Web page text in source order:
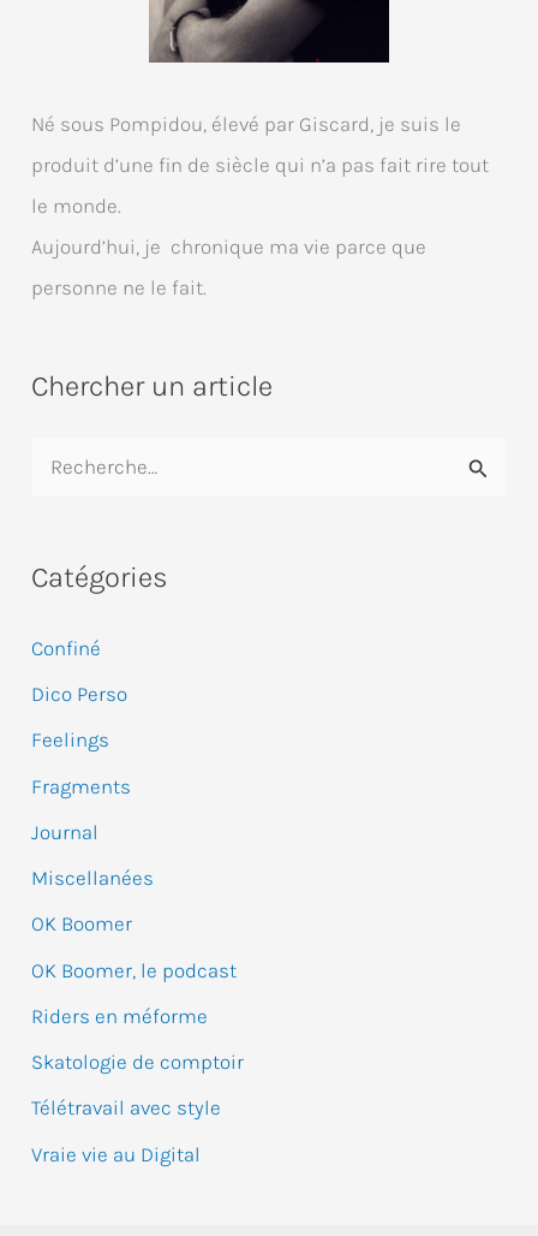
Né sous Pompidou, élevé par Giscard, je suis le
produit d’une fin de siècle qui n’a pas fait rire tout
le monde.
Aujourd’hui, je chronique ma vie parce que
personne ne le fait.
Chercher un article
h
r
c
h
e
r
Catégories
Confiné
Dico Perso
Feelings
Fragments
Journal
Miscellanées
OK Boomer
OK Boomer, le podcast
Riders en méforme
Skatologie de comptoir
Télétravail avec style
Vraie vie au Digital